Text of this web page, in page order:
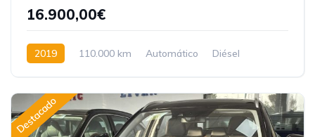
16.900,00€
2019 110.000 km Automático Diésel
Destacado